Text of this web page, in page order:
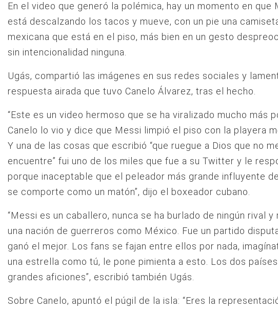
En el video que generó la polémica, hay un momento en que
está descalzando los tacos y mueve, con un pie una
mexicana que está en el piso, más bien en un gesto
sin intencionalidad ninguna.
Ugás, compartió las imágenes en sus redes sociales y
respuesta airada que tuvo Canelo Álvarez, tras el hecho.
“Este es un video hermoso que se ha viralizado mucho más
Canelo lo vio y dice que Messi limpió el piso con la playera
Y una de las cosas que escribió “que ruegue a Dios que no
encuentre” fui uno de los miles que fue a su Twitter y le
porque inaceptable que el peleador más grande influyente
se comporte como un matón”, dijo el boxeador cubano.
“Messi es un caballero, nunca se ha burlado de ningún rival y
una nación de guerreros como México. Fue un partido
ganó el mejor. Los fans se fajan entre ellos por nada,
una estrella como tú, le pone pimienta a esto. Los dos
grandes aficiones”, escribió también Ugás.
Sobre Canelo, apuntó el púgil de la isla: “Eres la